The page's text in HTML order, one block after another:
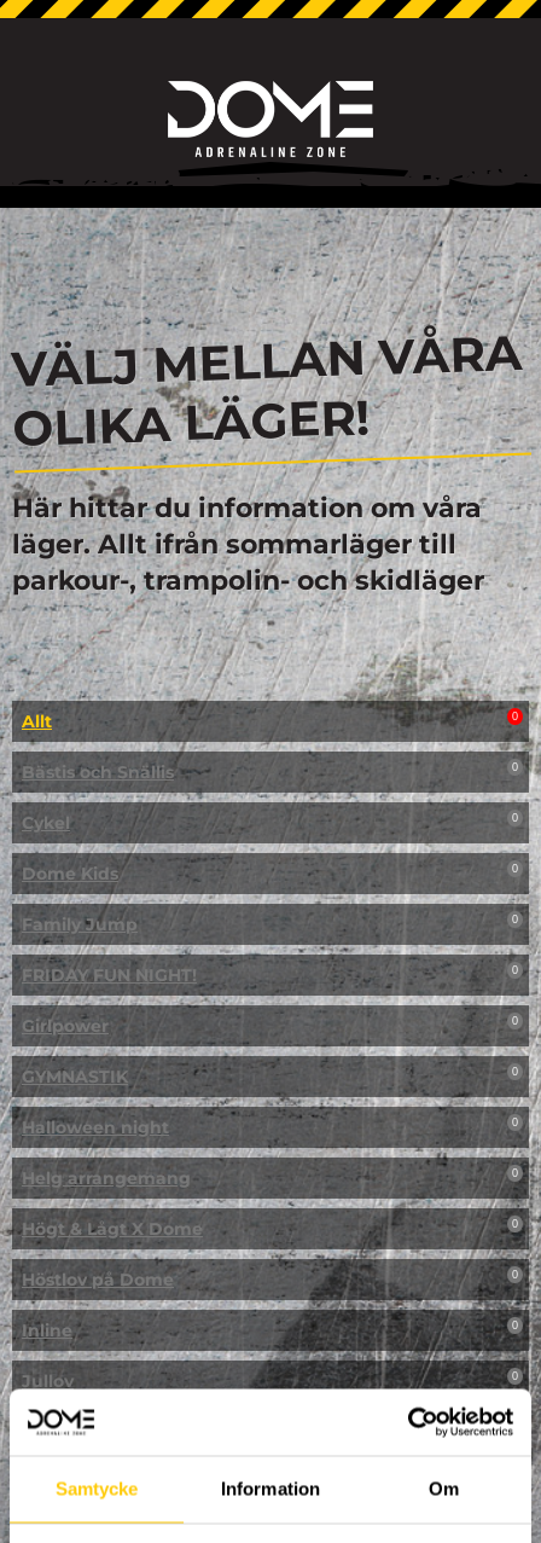
Samtycke Information Om
VÄLJ MELLAN VÅRA
OLIKA LÄGER!
Här hittar du information om våra
läger. Allt ifrån sommarläger till
parkour-, trampolin- och skidläger
Allt 0
Bästis och Snällis 0
Cykel 0
Dome Kids 0
Family Jump 0
FRIDAY FUN NIGHT! 0
Girlpower 0
GYMNASTIK 0
Halloween night 0
Helg arrangemang 0
Högt & Lågt X Dome 0
Höstlov på Dome 0
Inline 0
Jullov 0
Kampanj 0
Kickbike